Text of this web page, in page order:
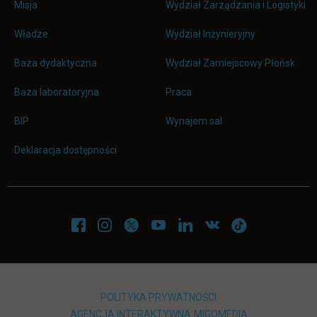
Misja
Władze
Baza dydaktyczna
Baza laboratoryjna
BIP
Deklaracja dostępności
Wydział Zarządzania i Logistyki
Wydział Inżynieryjny
Wydział Zamiejscowy Płońsk
Praca
Wynajem sal
POLITYKA PRYWATNOŚCI
AGENCJA INTERAKTYWNA LINK OTWIERA SIĘ W
MIGOMEDIA